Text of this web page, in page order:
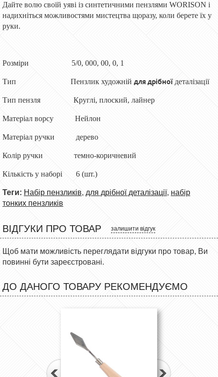
Дайте волю своїй уяві із синтетичними пензлями WORISON і
надихніться можливостями мистецтва щоразу, коли берете їх у
руки.
Розміри 5/0, 000, 00, 0, 1
Тип Пензлик художній для дрібноїдеталізації
Тип пензля Круглі, плоский, лайнер
Матеріал ворсу Нейлон
Матеріал ручки дерево
Колір ручки темно-коричневий
Кількість у наборі 6 (шт.)
Теги: Набір пензликів, для дрібної деталізації, набір
тонких пензликів
ВІДГУКИ ПРО ТОВАР залишити відгук
Щоб мати можливість переглядати відгуки про товар, Ви
повинні бути зареєстровані.
ДО ДАНОГО ТОВАРУ РЕКОМЕНДУЄМО